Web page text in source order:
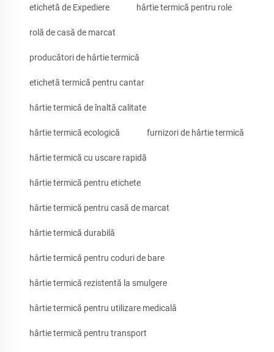
etichetă de Expediere hârtie termică pentru role
rolă de casă de marcat
producători de hârtie termică
etichetă termică pentru cantar
hârtie termică de înaltă calitate
hârtie termică ecologică furnizori de hârtie termică
hârtie termică cu uscare rapidă
hârtie termică pentru etichete
hârtie termică pentru casă de marcat
hârtie termică durabilă
hârtie termică pentru coduri de bare
hârtie termică rezistentă la smulgere
hârtie termică pentru utilizare medicală
hârtie termică pentru transport